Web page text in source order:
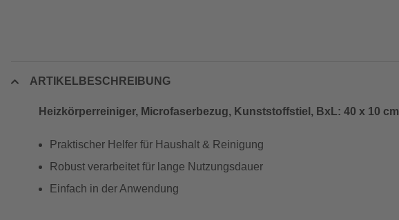
ARTIKELBESCHREIBUNG
Heizkörperreiniger, Microfaserbezug, Kunststoffstiel, BxL: 40 x 10 cm
Praktischer Helfer für Haushalt & Reinigung
Robust verarbeitet für lange Nutzungsdauer
Einfach in der Anwendung